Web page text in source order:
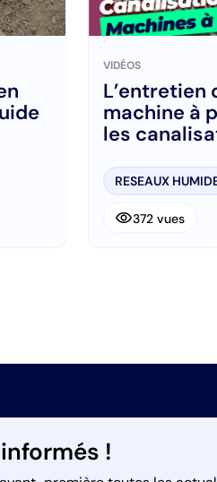
VIDÉOS
L’entretien
machine à
les
RESEAUX
visibility372 vues
!